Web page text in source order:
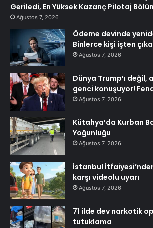
Geriledi, En Yüksek Kazanç Pilotaj
Ağustos 7, 2026
Ödeme devinde
Binlerce kişi işten
Ağustos 7, 2026
Dünya Trump’ı değil,
genci konuşuyor!
Ağustos 7, 2026
Kütahya’da Kurban
Yoğunluğu
Ağustos 7, 2026
İstanbul
karşı videolu uyarı
Ağustos 7, 2026
71 ilde dev narkotik
tutuklama